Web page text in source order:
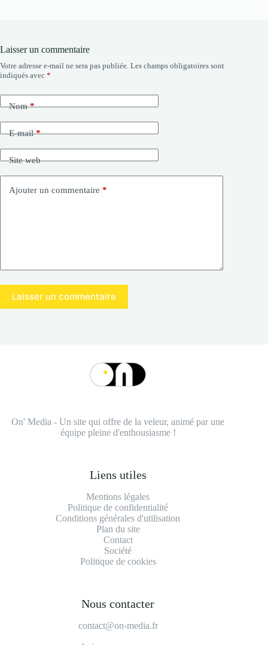
Laisser un commentaire
Votre adresse e-mail ne sera pas publiée. Les champs obligatoires sont
indiqués avec *
Nom*
E-mail*
Site web
Ajouter un commentaire *
Laisser un commentaire
On' Media - Un site qui offre de la veleur, animé par une
équipe pleine d'enthousiasme !
Liens utiles
Mentions légales
Politique de confidentialité
Conditions générales d'utilisation
Plan du site
Contact
Société
Politique de cookies
Nous contacter
contact@on-media.fr